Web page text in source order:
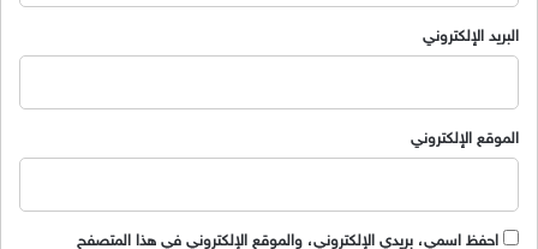
البريد الإلكتروني
الموقع الإلكتروني
احفظ اسمي، بريدي الإلكتروني، والموقع الإلكتروني في هذا المتصفح